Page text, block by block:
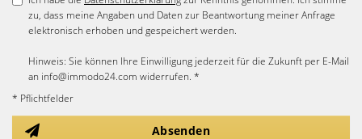
zu, dass meine Angaben und Daten zur Beantwortung meiner Anfrage
elektronisch erhoben und gespeichert werden.
Hinweis: Sie können Ihre Einwilligung jederzeit für die Zukunft per E-Mail
an info@immodo24.com widerrufen. *
* Pflichtfelder
Absenden